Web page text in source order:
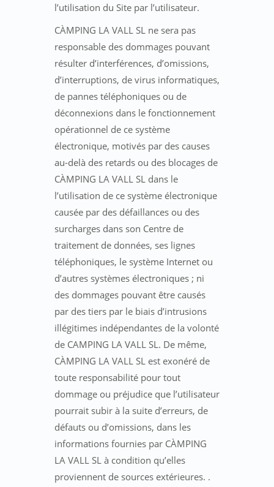
l’utilisation du Site par l’utilisateur.
CÀMPING LA VALL SL ne sera pas
responsable des dommages pouvant
résulter d’interférences, d’omissions,
d’interruptions, de virus informatiques,
de pannes téléphoniques ou de
déconnexions dans le fonctionnement
opérationnel de ce système
électronique, motivés par des causes
au-delà des retards ou des blocages de
CÀMPING LA VALL SL dans le
l’utilisation de ce système électronique
causée par des défaillances ou des
surcharges dans son Centre de
traitement de données, ses lignes
téléphoniques, le système Internet ou
d’autres systèmes électroniques ; ni
des dommages pouvant être causés
par des tiers par le biais d’intrusions
illégitimes indépendantes de la volonté
de CAMPING LA VALL SL. De même,
CÀMPING LA VALL SL est exonéré de
toute responsabilité pour tout
dommage ou préjudice que l’utilisateur
pourrait subir à la suite d’erreurs, de
défauts ou d’omissions, dans les
informations fournies par CÀMPING
LA VALL SL à condition qu’elles
proviennent de sources extérieures. .